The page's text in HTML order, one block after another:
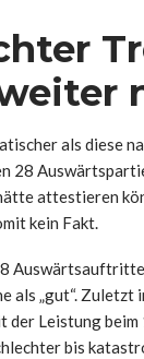
als diese
28
attestieren
kein Fakt.
als „gut“. Zuletzt
der Leistung
bis